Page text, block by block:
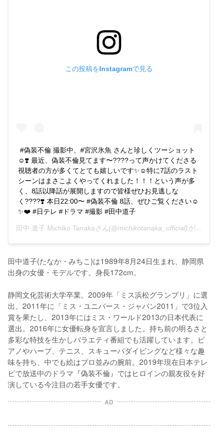
この投稿をInstagramで見る
#偽装不倫 撮影中、#宮沢氷魚 さんと珍しくツーショット
☺️❣️ 最近、偽装不倫見てます〜????って声かけてくださる
視聴者の方が多くてとても嬉しいです✨☺️特に7話のラスト
シーンはまさこよくやってくれました！！！という声が多
く、8話以降話が展開しますので皆様ぜひお見逃しな
く????❣️ 本日22:00〜 #偽装不倫 8話、ぜひご覧ください☺️
✨❤️ #日テレ #ドラマ #撮影 #田中道子
田中 道子 Michiko Tanakaさん(@michikotanaka_official)がシェアした投稿 -
田中道子(たなか・みちこ)は1989年8月24日生まれ、静岡県
出身の女優・モデルです。身長172cm。
静岡文化芸術大学卒業。2009年「ミス浜松グランプリ」に選
出。2011年に「ミス・ユニバース・ジャパン2011」で3位入
賞を果たし、2013年にはミス・ワールド2013の日本代表に
選出。2016年に女優転身を宣言しました。持ち前の明るさと
多彩な特技を生かしバラエティ番組でも活躍しています。ピ
アノやハープ、テニス、スキューバダイビングなど様々な趣
味を持ち、中でも絵はプロ並みの腕前。2019年現在日本テレ
ビで放送中のドラマ『偽装不倫』ではヒロインの親友役を好
演している今注目の若手女優です。
AD